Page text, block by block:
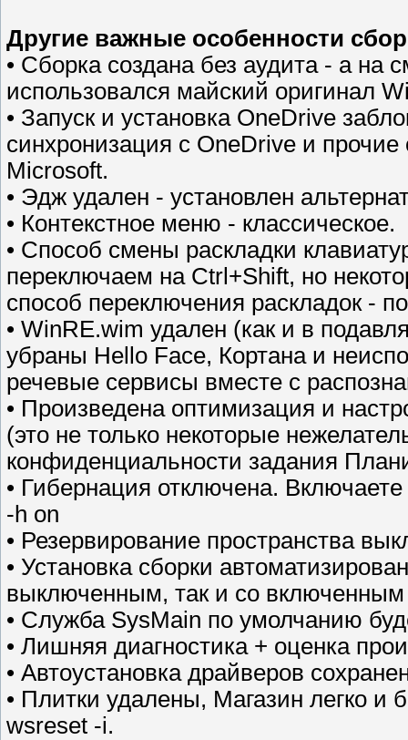
Другие важные особенности
• Сборка создана без аудита - а на
использовался майский оригинал
• Запуск и установка OneDrive
синхронизация с OneDrive и
Microsoft.
• Эдж удален - установлен
• Контекстное меню - классическое.
• Способ смены раскладки
переключаем на Ctrl+Shift, но
способ переключения раскладок -
• WinRE.wim удален (как и в
убраны Hello Face, Кортана и
речевые сервисы вместе с
• Произведена оптимизация и
(это не только некоторые
конфиденциальности задания
• Гибернация отключена.
-h on
• Резервирование пространства
• Установка сборки
выключенным, так и со включенным
• Служба SysMain по умолчанию
• Лишняя диагностика + оценка
• Автоустановка драйверов
• Плитки удалены, Магазин легко и
wsreset -i.